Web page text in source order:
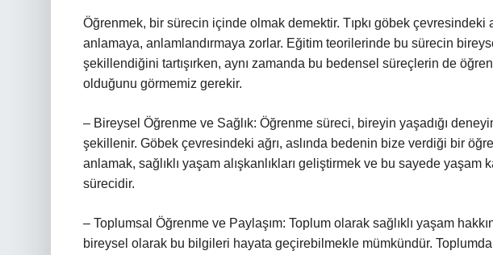
Öğrenmek, bir sürecin içinde olmak demektir. Tıpkı göbek çevresindeki
anlamaya, anlamlandırmaya zorlar. Eğitim teorilerinde bu sürecin
şekillendiğini tartışırken, aynı zamanda bu bedensel süreçlerin de
olduğunu görmemiz gerekir.
– Bireysel Öğrenme ve Sağlık: Öğrenme süreci, bireyin yaşadığı
şekillenir. Göbek çevresindeki ağrı, aslında bedenin bize verdiği bir
anlamak, sağlıklı yaşam alışkanlıkları geliştirmek ve bu sayede yaşam
sürecidir.
– Toplumsal Öğrenme ve Paylaşım: Toplum olarak sağlıklı yaşam
bireysel olarak bu bilgileri hayata geçirebilmekle mümkündür.